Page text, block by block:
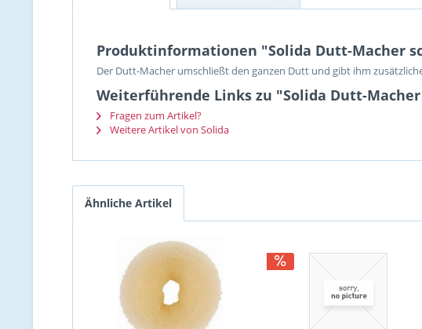
Produktinformationen "Solida Dutt-Macher
Der Dutt-Macher umschließt den ganzen Dutt und gibt ihm
Weiterführende Links zu "Solida Dutt-
Fragen zum Artikel?
Weitere Artikel von Solida
Ähnliche Artikel